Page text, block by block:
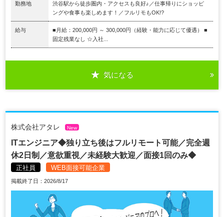
勤務地
渋谷駅から徒歩圏内・アクセスも良好♪／仕事帰りにショッピ
ングや食事も楽しめます！／フルリモもOK!?
給与
■月給：200,000円 ～ 300,000円（経験・能力に応じて優遇） ■
固定残業なし ☆入社...
気になる
株式会社アタレ New
ITエンジニア◆独り立ち後はフルリモート可能／完全週
休2日制／意欲重視／未経験大歓迎／面接1回のみ◆
正社員 WEB面接可能企業
掲載終了日：2026/8/17